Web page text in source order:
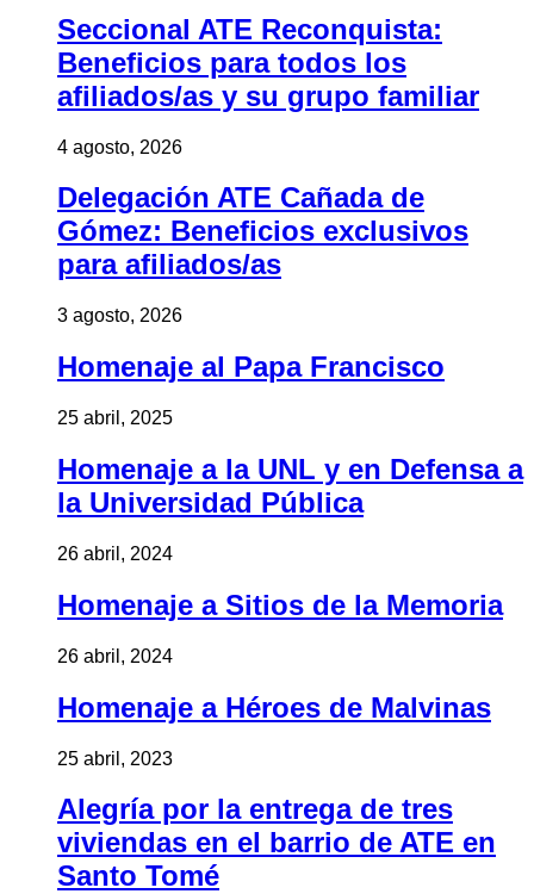
Seccional ATE Reconquista:
Beneficios para todos los
afiliados/as y su grupo familiar
4 agosto, 2026
Delegación ATE Cañada de
Gómez: Beneficios exclusivos
para afiliados/as
3 agosto, 2026
Homenaje al Papa Francisco
25 abril, 2025
Homenaje a la UNL y en Defensa a
la Universidad Pública
26 abril, 2024
Homenaje a Sitios de la Memoria
26 abril, 2024
Homenaje a Héroes de Malvinas
25 abril, 2023
Alegría por la entrega de tres
viviendas en el barrio de ATE en
Santo Tomé